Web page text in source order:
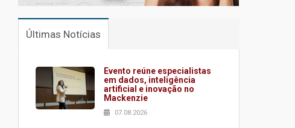
Últimas Notícias
Evento reúne especialistas
em dados, inteligência
artificial e inovação no
Mackenzie
07.08.2026